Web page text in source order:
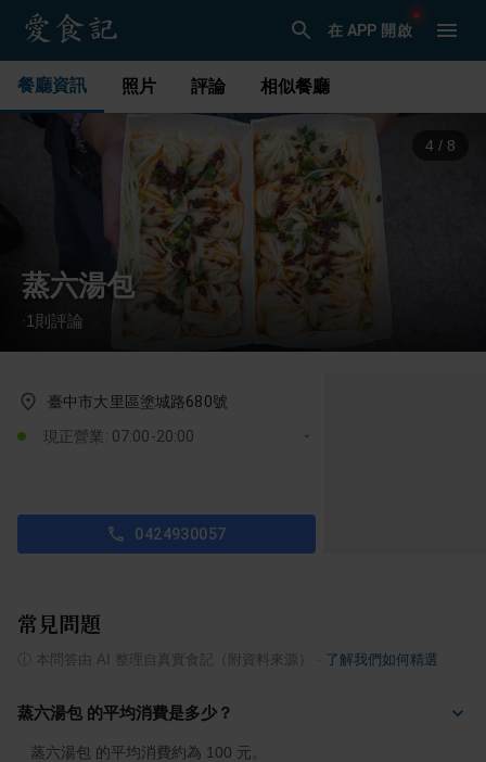
在 APP 開啟
餐廳資訊 照片 評論 相似餐廳
5 / 8
蒸六湯包
·1 則評論
臺中市大里區塗城路680號
現正營業: 07:00-20:00
0424930057
常見問題
本問答由 AI 整理自真實食記（附資料來源） 了解我們如何精選
蒸六湯包 的平均消費是多少？
蒸六湯包 的平均消費約為 100 元。